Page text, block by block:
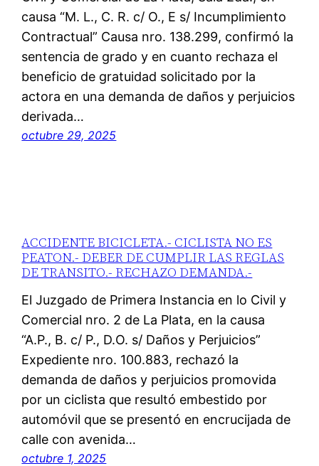
causa “M. L., C. R. c/ O., E s/ Incumplimiento
Contractual” Causa nro. 138.299, confirmó la
sentencia de grado y en cuanto rechaza el
beneficio de gratuidad solicitado por la
actora en una demanda de daños y perjuicios
derivada…
octubre 29, 2025
ACCIDENTE BICICLETA.- CICLISTA NO ES
PEATON.- DEBER DE CUMPLIR LAS REGLAS
DE TRANSITO.- RECHAZO DEMANDA.-
El Juzgado de Primera Instancia en lo Civil y
Comercial nro. 2 de La Plata, en la causa
“A.P., B. c/ P., D.O. s/ Daños y Perjuicios”
Expediente nro. 100.883, rechazó la
demanda de daños y perjuicios promovida
por un ciclista que resultó embestido por
automóvil que se presentó en encrucijada de
calle con avenida…
octubre 1, 2025